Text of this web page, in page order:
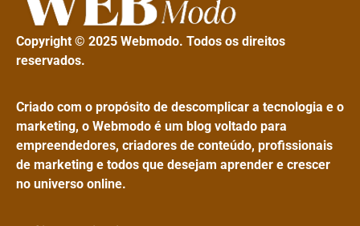
Copyright © 2025 Webmodo. Todos os direitos
reservados.
Criado com o propósito de descomplicar a tecnologia e o
marketing, o Webmodo é um blog voltado para
empreendedores, criadores de conteúdo, profissionais
de marketing e todos que desejam aprender e crescer
no universo online.